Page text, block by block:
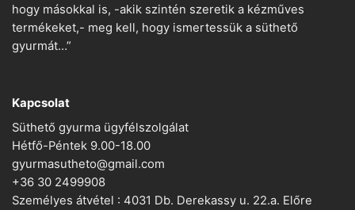
hogy másokkal is, -akik szintén szeretik a kézműves
termékeket,- meg kell, hogy ismertessük a süthető
gyurmát…”
Kapcsolat
Süthető gyurma ügyfélszolgálat
Hétfő-Péntek 9.00-18.00
gyurmasutheto@gmail.com
+36 30 2499908
Személyes átvétel : 4031 Db. Derekassy u. 22.a. Előre